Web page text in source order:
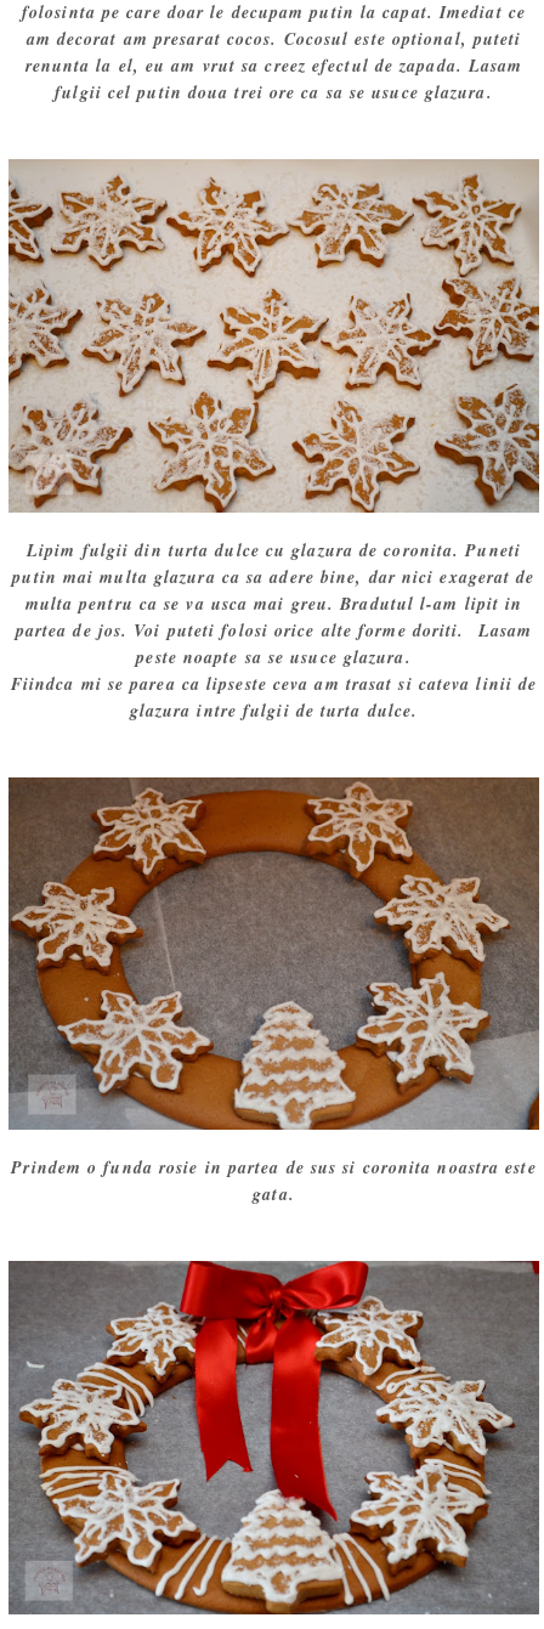
folosinta pe care doar le decupam putin la capat. Imediat ce
am decorat am presarat cocos. Cocosul este optional, puteti
renunta la el, eu am vrut sa creez efectul de zapada. Lasam
fulgii cel putin doua trei ore ca sa se usuce glazura.
Lipim fulgii din turta dulce cu glazura de coronita. Puneti
putin mai multa glazura ca sa adere bine, dar nici exagerat de
multa pentru ca se va usca mai greu. Bradutul l-am lipit in
partea de jos. Voi puteti folosi orice alte forme doriti. Lasam
peste noapte sa se usuce glazura.
Fiindca mi se parea ca lipseste ceva am trasat si cateva linii de
glazura intre fulgii de turta dulce.
Prindem o funda rosie in partea de sus si coronita noastra este
gata.